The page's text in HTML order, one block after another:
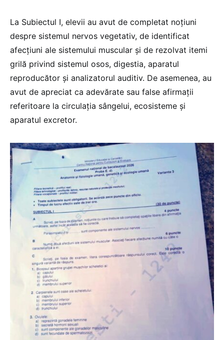
La Subiectul I, elevii au avut de completat noțiuni
despre sistemul nervos vegetativ, de identificat
afecțiuni ale sistemului muscular și de rezolvat itemi
grilă privind sistemul osos, digestia, aparatul
reproducător și analizatorul auditiv. De asemenea, au
avut de apreciat ca adevărate sau false afirmații
referitoare la circulația sângelui, ecosisteme și
aparatul excretor.